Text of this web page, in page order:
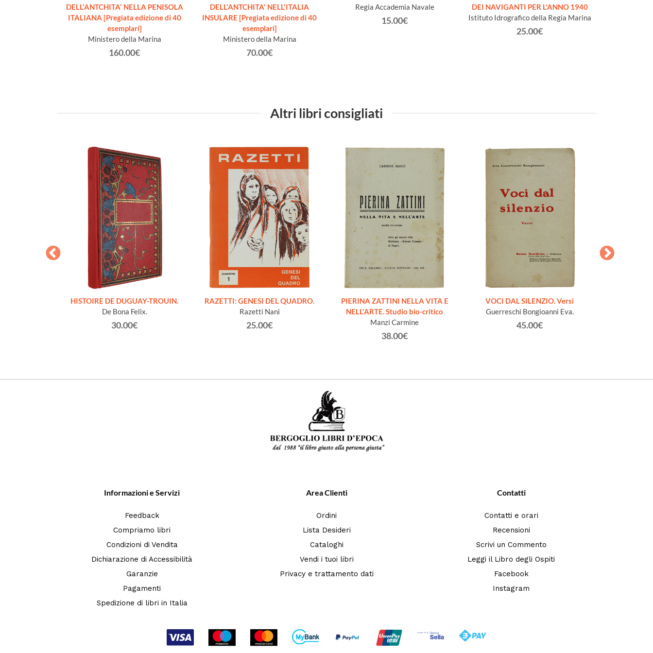
DELL'ANTCHITA' NELLA PENISOLA
ITALIANA [Pregiata edizione di 40
esemplari]
Ministero della Marina
160.00€
DELL'ANTCHITA' NELL'ITALIA
INSULARE [Pregiata edizione di 40
esemplari]
Ministero della Marina
70.00€
Regia Accademia Navale
15.00€
DEI NAVIGANTI PER L'ANNO 1940
Istituto Idrografico della Regia Marina
25.00€
Altri libri consigliati
HISTOIRE DE DUGUAY-TROUIN.
De Bona Felix.
30.00€
RAZETTI: GENESI DEL QUADRO.
Razetti Nani
25.00€
PIERINA ZATTINI NELLA VITA E
NELL'ARTE. Studio bio-critico
Manzi Carmine
38.00€
VOCI DAL SILENZIO. Versi
Guerreschi Bongioanni Eva.
45.00€
Informazioni e Servizi
Feedback
Compriamo libri
Condizioni di Vendita
Dichiarazione di Accessibilità
Garanzie
Pagamenti
Spedizione di libri in Italia
Area Clienti
Ordini
Lista Desideri
Cataloghi
Vendi i tuoi libri
Privacy e trattamento dati
Contatti
Contatti e orari
Recensioni
Scrivi un Commento
Leggi il Libro degli Ospiti
Facebook
Instagram